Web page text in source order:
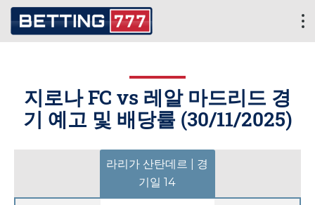
지로나 FC vs 레알 마드리드 경
기 예고 및 배당률 (30/11/2025)
라리가 산탄데르 | 경
기일 14